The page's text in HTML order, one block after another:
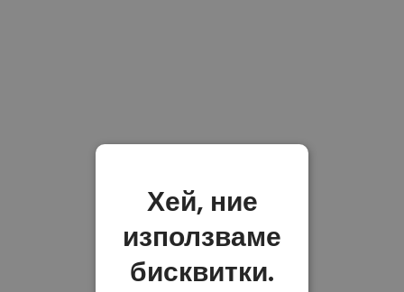
Хей, ние
използваме
бисквитки.